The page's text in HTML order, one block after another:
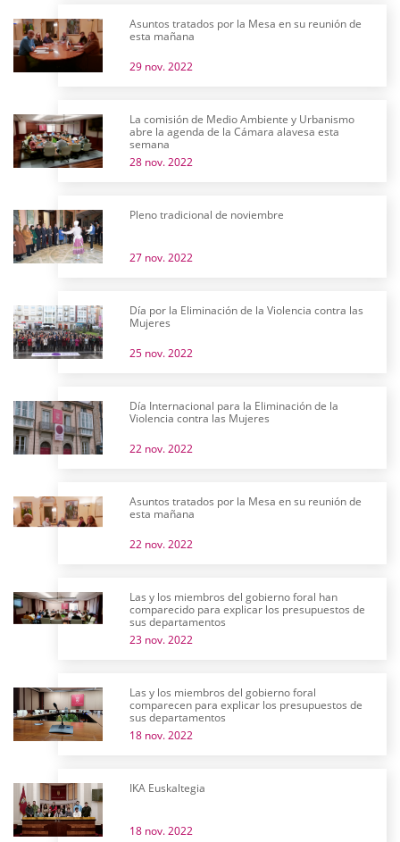
Asuntos tratados por la Mesa en su reunión de
esta mañana
29 nov. 2022
La comisión de Medio Ambiente y Urbanismo
abre la agenda de la Cámara alavesa esta
semana
28 nov. 2022
Pleno tradicional de noviembre
27 nov. 2022
Día por la Eliminación de la Violencia contra las
Mujeres
25 nov. 2022
Día Internacional para la Eliminación de la
Violencia contra las Mujeres
22 nov. 2022
Asuntos tratados por la Mesa en su reunión de
esta mañana
22 nov. 2022
Las y los miembros del gobierno foral han
comparecido para explicar los presupuestos de
sus departamentos
23 nov. 2022
Las y los miembros del gobierno foral
comparecen para explicar los presupuestos de
sus departamentos
18 nov. 2022
IKA Euskaltegia
18 nov. 2022